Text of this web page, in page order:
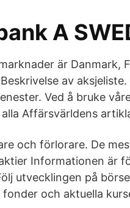
A
är Danmark,
av
Ved å bruke
Affärsvärldens
och förlorare. De
Informationen är
utvecklingen på
och aktuella